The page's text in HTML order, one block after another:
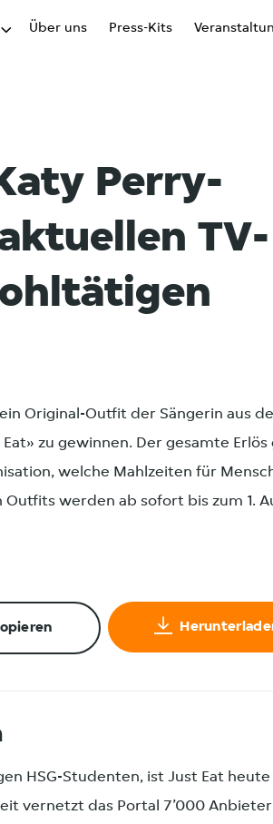
Über uns Press-Kits
Perry-
TV-
Original-Outfit der Sängerin aus
zu gewinnen. Der gesamte Erlös
welche Mahlzeiten für
werden ab sofort bis zum 1.
HSG-Studenten, ist Just Eat heute
vernetzt das Portal 7’000